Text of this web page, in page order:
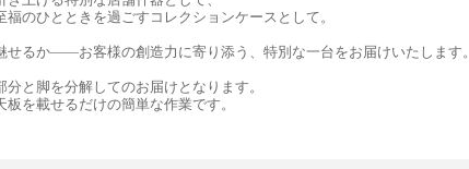
福のひとときを過ごすコレクションケースとして。
せるか——お客様の創造力に寄り添う、特別な一台をお届けいたします。
と脚を分解してのお届けとなります。
を載せるだけの簡単な作業です。